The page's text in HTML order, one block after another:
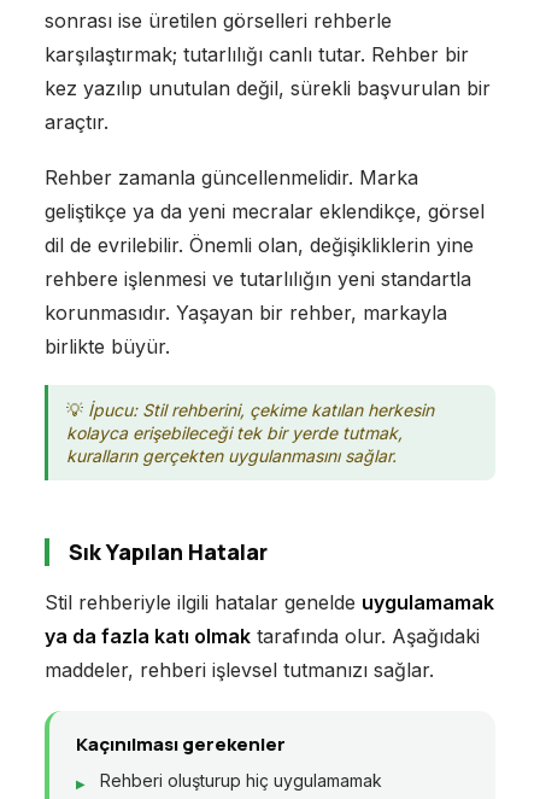
sonrası ise üretilen görselleri rehberle
karşılaştırmak; tutarlılığı canlı tutar. Rehber bir
kez yazılıp unutulan değil, sürekli başvurulan bir
araçtır.
Rehber zamanla güncellenmelidir. Marka
geliştikçe ya da yeni mecralar eklendikçe, görsel
dil de evrilebilir. Önemli olan, değişikliklerin yine
rehbere işlenmesi ve tutarlılığın yeni standartla
korunmasıdır. Yaşayan bir rehber, markayla
birlikte büyür.
İpucu: Stil rehberini, çekime katılan herkesin
kolayca erişebileceği tek bir yerde tutmak,
kuralların gerçekten uygulanmasını sağlar.
Sık Yapılan Hatalar
Stil rehberiyle ilgili hatalar genelde uygulamamak
ya da fazla katı olmaktarafında olur. Aşağıdaki
maddeler, rehberi işlevsel tutmanızı sağlar.
Kaçınılması gerekenler
Rehberi oluşturup hiç uygulamamak